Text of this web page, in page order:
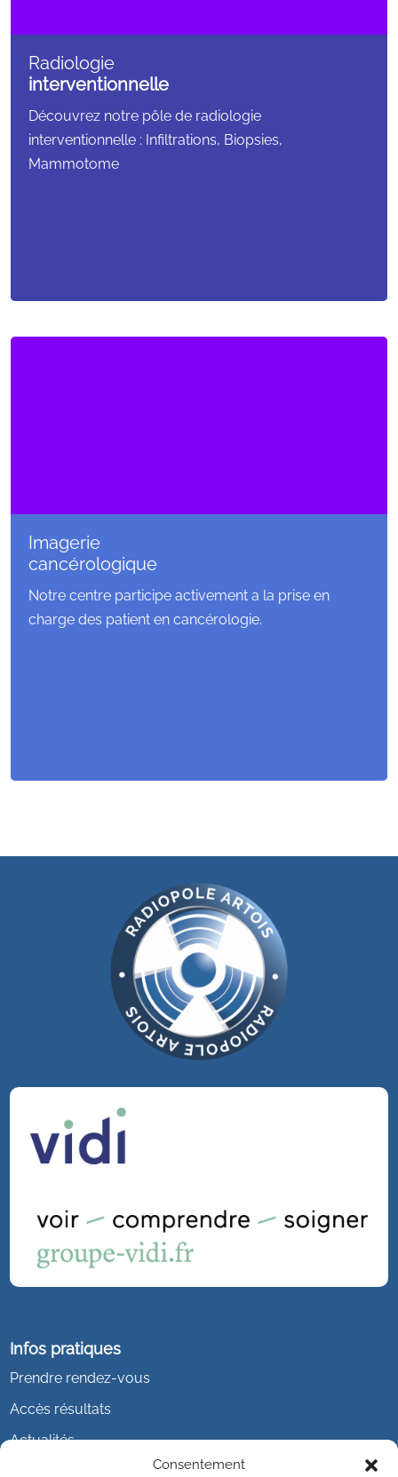
Consentement
Radiologie
interventionnelle
Découvrez notre pôle de radiologie
interventionnelle : Infiltrations, Biopsies,
Mammotome
Imagerie
cancérologique
Notre centre participe activement a la prise en
charge des patient en cancérologie.
Infos pratiques
Prendre rendez-vous
Accès résultats
Actualités